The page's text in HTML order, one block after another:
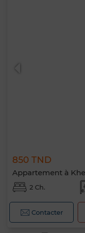
850 TND
Appartement à
2 Ch.
Contacter